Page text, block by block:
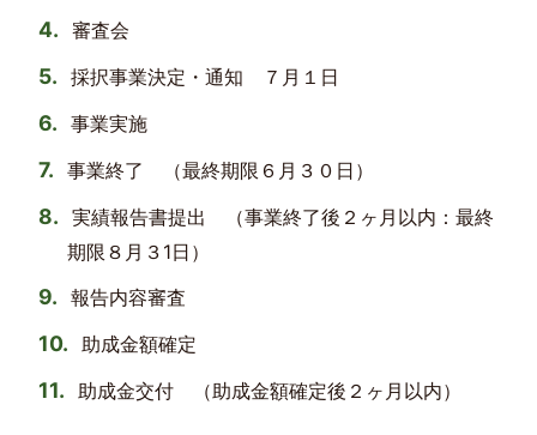
審査会
採択事業決定・通知 ７月１日
事業実施
事業終了 （最終期限６月３０日）
実績報告書提出 （事業終了後２ヶ月以内：最終
期限８月３1日）
報告内容審査
助成金額確定
助成金交付 （助成金額確定後２ヶ月以内）